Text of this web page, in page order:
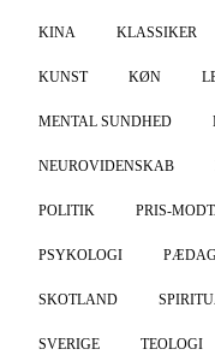
KINA KLASSIKER
KUNST KØN
MENTAL SUNDHED
NEUROVIDENSKAB
POLITIK PRIS-
PSYKOLOGI
SKOTLAND
SVERIGE TEOLOGI